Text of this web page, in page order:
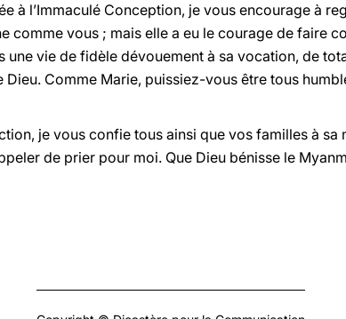
à l’Immaculé Conception, je vous encourage à
comme vous ; mais elle a eu le courage de faire
une vie de fidèle dévouement à sa vocation, de
Comme Marie, puissiez-vous être tous
je vous confie tous ainsi que vos familles à sa
de prier pour moi. Que Dieu bénisse le